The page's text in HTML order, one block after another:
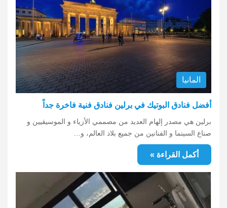
المانيا
أفضل فنادق البوتيك في برلين فنادق فنية فاخرة جداً
برلين هي مصدر إلهام العديد من مصممي الأزياء و الموسيقيين و
صناع السينما و الفنانين من جميع بلاد العالم، و…
أكمل القراءة »